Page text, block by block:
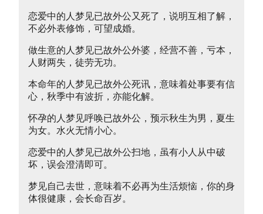
恋爱中的人梦见已故外公又死了，说明互相了解，
不必外表修饰，可望成婚。
做生意的人梦见已故外公外婆，经营不善，亏本，
人财两失，徒劳无功。
本命年的人梦见已故外公死讯，意味着处事要有信
心，秋季中有波折，亦能化解。
怀孕的人梦见呼唤已故外公，预示秋生为男，夏生
为女。水火无情小心。
恋爱中的人梦见已故外公扫地，虽有小人从中破
坏，误会澄清即可。
梦见自己去世，意味着不必再为生活烦恼，你的身
体很健康，会长命百岁。